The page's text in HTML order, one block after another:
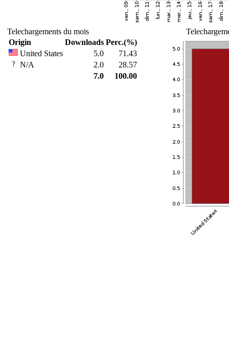
Telechargements du mois
Origin
Downloads Perc.(%)
United States
5.0
71.43
N/A
2.0
28.57
7.0
100.00